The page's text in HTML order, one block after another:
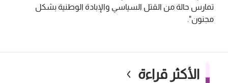
تمارس حالة من القتل السياسي والإبادة الوطنية بشكل
مجنون".
الأكثر قراءة